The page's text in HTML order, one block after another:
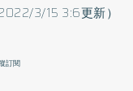
3/15 3:6更新）
訂閱